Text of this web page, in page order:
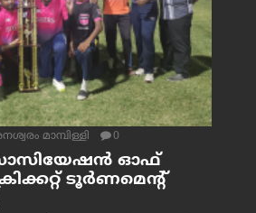
മാമ്പിള്ളി 0
ഓഫ്
ടൂർണമെന്റ്